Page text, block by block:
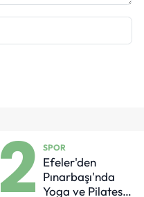
2 SPOR
Efeler'den
Pınarbaşı'nda
Yoga ve Pilates